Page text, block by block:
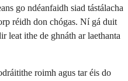
go ndéanfaidh siad tástálacha
réidh don chógas. Ní gá duit
leat ithe de ghnáth ar laethanta
roimh agus tar éis do